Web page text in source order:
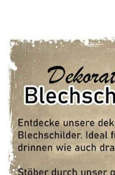
b
o
o
k
d
o
n